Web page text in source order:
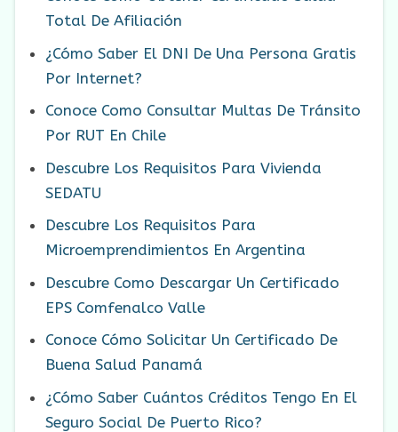
Total De Afiliación
¿Cómo Saber El DNI De Una Persona Gratis
Por Internet?
Conoce Como Consultar Multas De Tránsito
Por RUT En Chile
Descubre Los Requisitos Para Vivienda
SEDATU
Descubre Los Requisitos Para
Microemprendimientos En Argentina
Descubre Como Descargar Un Certificado
EPS Comfenalco Valle
Conoce Cómo Solicitar Un Certificado De
Buena Salud Panamá
¿Cómo Saber Cuántos Créditos Tengo En El
Seguro Social De Puerto Rico?